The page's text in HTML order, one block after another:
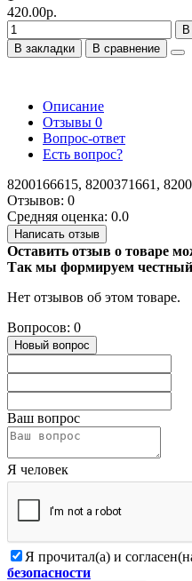
420.00р.
В
В закладки
В сравнение
Описание
Отзывы 0
Вопрос-ответ
Есть вопрос?
8200166615, 8200371661,
Отзывов: 0
Средняя оценка: 0.0
Написать отзыв
Оставить отзыв о товаре
Так мы формируем честный
Нет отзывов об этом товаре.
Вопросов: 0
Новый вопрос
Ваш вопрос
Я человек
Я прочитал(а) и
безопасности